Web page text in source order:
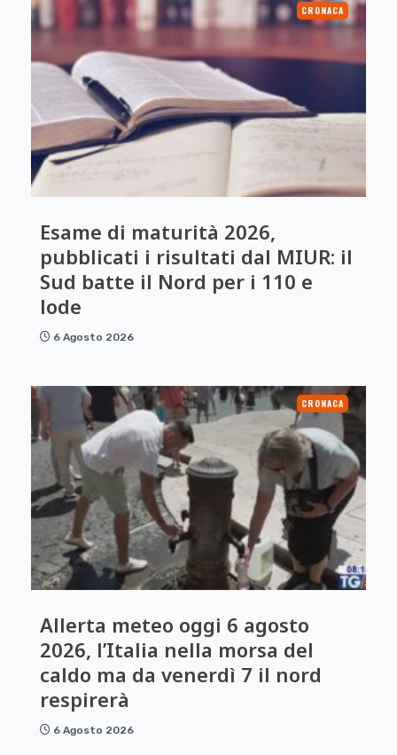
CRONACA
Esame di maturità 2026,
pubblicati i risultati dal MIUR: il
Sud batte il Nord per i 110 e
lode
6 Agosto 2026
CRONACA
Allerta meteo oggi 6 agosto
2026, l’Italia nella morsa del
caldo ma da venerdì 7 il nord
respirerà
6 Agosto 2026